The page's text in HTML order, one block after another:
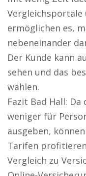
Vergleichsportale
ermöglichen es,
nebeneinander
Der Kunde kann
sehen und das
wählen.
Fazit Bad Hall:
weniger für
ausgeben,
Tarifen
Vergleich zu